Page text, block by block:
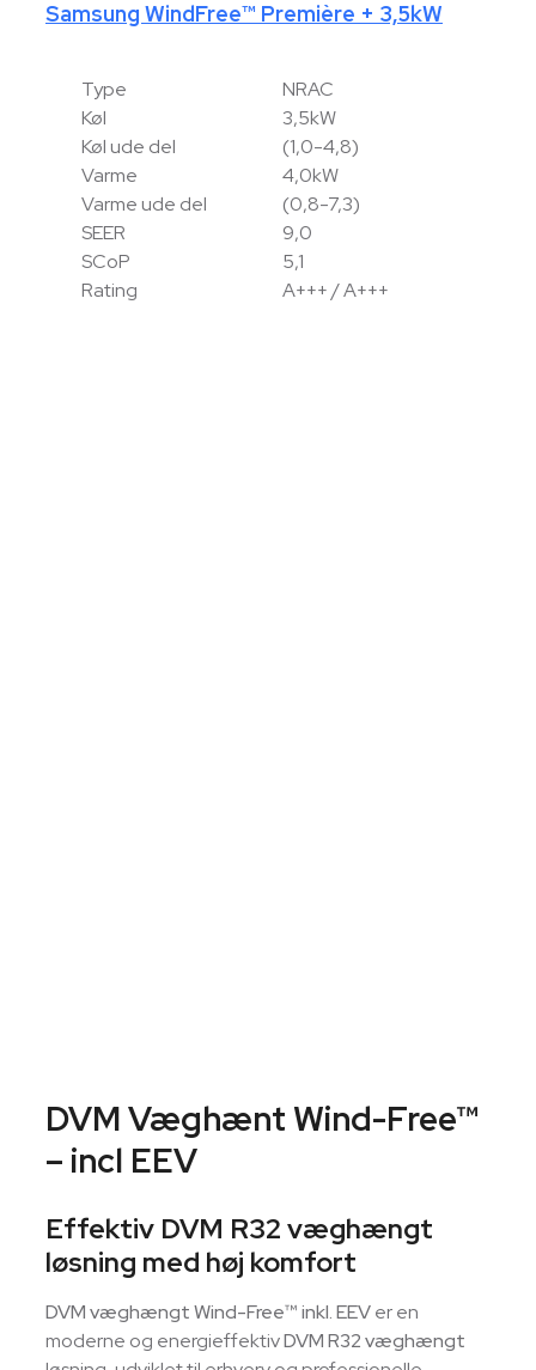
Samsung WindFree™ Première + 3,5kW
Type
NRAC
Køl
3,5kW
Køl ude del
(1,0-4,8)
Varme
4,0kW
Varme ude del
(0,8-7,3)
SEER
9,0
SCoP
5,1
Rating
A+++ / A+++
DVM Væghænt Wind-Free™
– incl EEV
Effektiv DVM R32 væghængt
løsning med høj komfort
DVM væghængt Wind-Free™ inkl. EEVer en
moderne og energieffektivDVM R32 væghængt